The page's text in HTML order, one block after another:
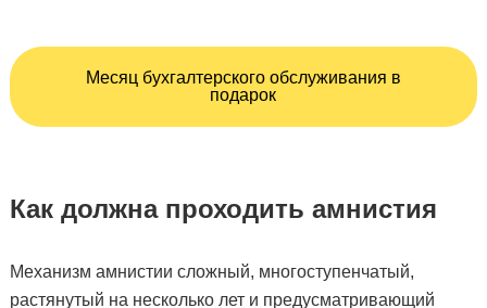
Месяц бухгалтерского обслуживания в
подарок
Как должна проходить амнистия
Механизм амнистии сложный, многоступенчатый,
растянутый на несколько лет и предусматривающий